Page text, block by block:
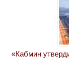
«Кабмин